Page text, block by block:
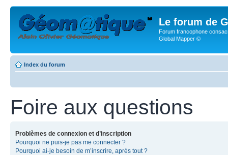
Le forum de
Forum francophone
Global Mapper ©
Index du forum
Foire aux questions
Problèmes de connexion et d’inscription
Pourquoi ne puis-je pas me connecter ?
Pourquoi ai-je besoin de m’inscrire, après tout ?